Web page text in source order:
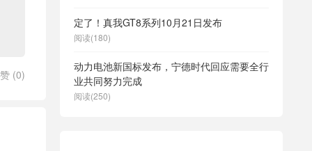
赞 (0)
定了！真我GT8系列10月21日发布
阅读(180)
动力电池新国标发布，宁德时代回应需要全行
业共同努力完成
阅读(250)